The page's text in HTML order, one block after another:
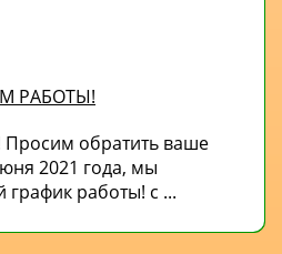
РАБОТЫ!
обратить ваше
2021 года, мы
работы! с ...